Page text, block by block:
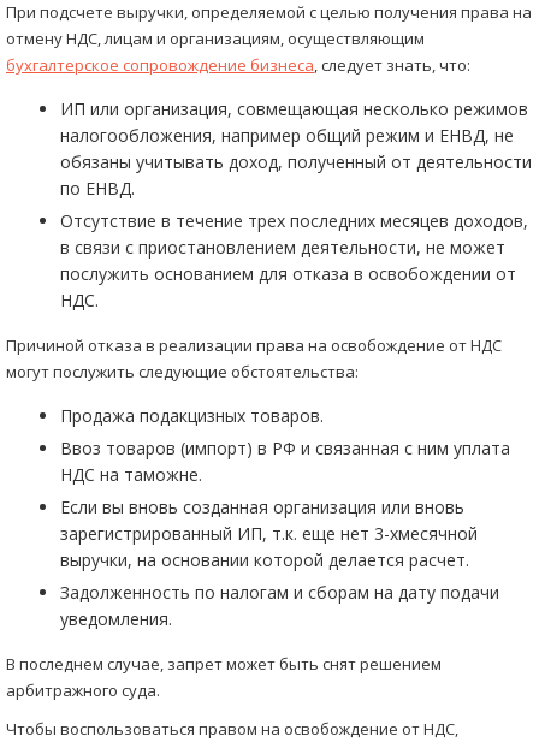
При подсчете выручки, определяемой с целью получения права на
отмену НДС, лицам и организациям, осуществляющим
бухгалтерское сопровождение бизнеса, следует знать, что:
ИП или организация, совмещающая несколько режимов
налогообложения, например общий режим и ЕНВД, не
обязаны учитывать доход, полученный от деятельности
по ЕНВД.
Отсутствие в течение трех последних месяцев доходов,
в связи с приостановлением деятельности, не может
послужить основанием для отказа в освобождении от
НДС.
Причиной отказа в реализации права на освобождение от НДС
могут послужить следующие обстоятельства:
Продажа подакцизных товаров.
Ввоз товаров (импорт) в РФ и связанная с ним уплата
НДС на таможне.
Если вы вновь созданная организация или вновь
зарегистрированный ИП, т.к. еще нет 3-хмесячной
выручки, на основании которой делается расчет.
Задолженность по налогам и сборам на дату подачи
уведомления.
В последнем случае, запрет может быть снят решением
арбитражного суда.
Чтобы воспользоваться правом на освобождение от НДС,